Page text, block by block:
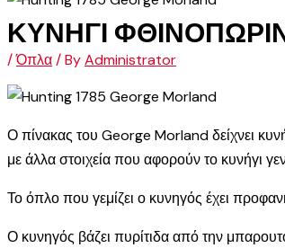
ΚΥΝΗΓΙ
/Όπλα/ ByAdministrator
Ο πίνακας του George Morland δείχνει
με άλλα στοιχεία που αφορούν το κυνήγι
Το όπλο που γεμίζει ο κυνηγός έχει
Ο κυνηγός βάζει πυρίτιδα από την